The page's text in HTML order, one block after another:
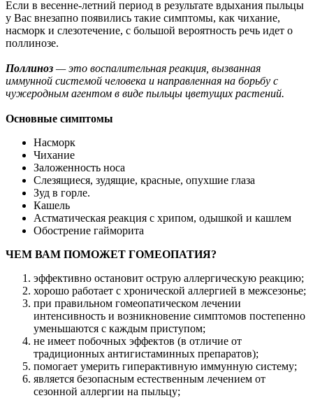
Если в весенне-летний период в результате вдыхания пыльцы
у Вас внезапно появились такие симптомы, как чихание,
насморк и слезотечение, с большой вероятность речь идет о
поллинозе.
Поллиноз — это воспалительная реакция, вызванная
иммунной системой человека и направленная на борьбу с
чужеродным агентом в виде пыльцы цветущих растений.
Основные симптомы
Насморк
Чихание
Заложенность носа
Слезящиеся, зудящие, красные, опухшие глаза
Зуд в горле.
Кашель
Астматическая реакция с хрипом, одышкой и кашлем
Обострение гайморита
ЧЕМ ВАМ ПОМОЖЕТ ГОМЕОПАТИЯ?
эффективно остановит острую аллергическую реакцию;
хорошо работает с хронической аллергией в межсезонье;
при правильном гомеопатическом лечении
интенсивность и возникновение симптомов постепенно
уменьшаются с каждым приступом;
не имеет побочных эффектов (в отличие от
традиционных антигистаминных препаратов);
помогает умерить гиперактивную иммунную систему;
является безопасным естественным лечением от
сезонной аллергии на пыльцу;